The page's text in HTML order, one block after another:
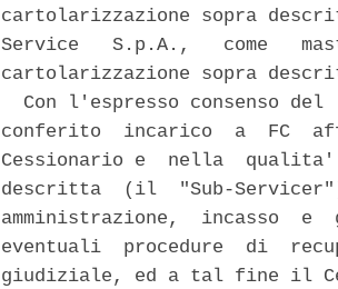
cartolarizzazione sopra
Service   S.p.A.,   come
cartolarizzazione sopra
Con l'espresso consenso del
conferito  incarico  a  FC
Cessionario e  nella
descritta  (il  "Sub-
amministrazione,  incasso
eventuali  procedure  di
giudiziale, ed a tal fine il